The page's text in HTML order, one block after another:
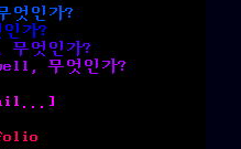
엇인가?
가?
무엇인가?
무엇인가?